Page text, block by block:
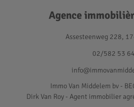
Agence
Assesteenweg 228,
02/582 53 64
Immo Van Middelem bv -
Dirk Van Roy - Agent immobilier